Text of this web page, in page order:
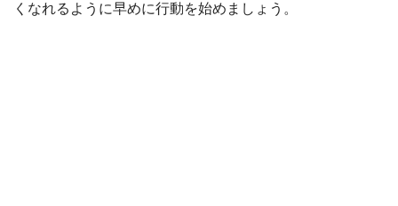
くなれるように早めに行動を始めましょう。